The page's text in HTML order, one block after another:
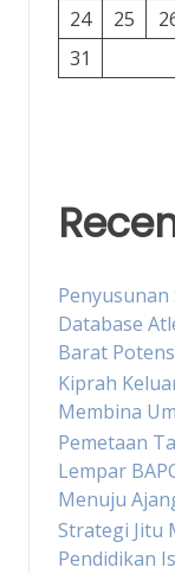
24
25
31
Database
Barat
Kiprah
Membina
Pemetaan
Lempar
Menuju
Strategi Jitu
Pendidikan